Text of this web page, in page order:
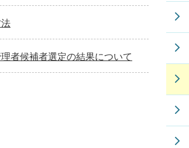
者候補者選定の結果について